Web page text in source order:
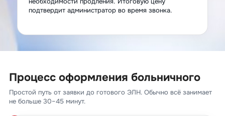
подтвердит администратор во время звонка.
Процесс оформления больничного
Простой путь от заявки до готового ЭЛН. Обычно всё занимает
не больше 30–45 минут.